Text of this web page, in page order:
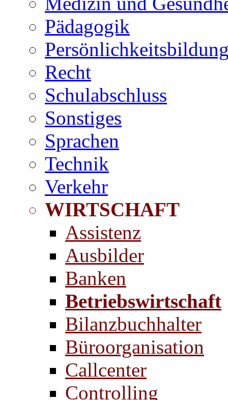
Pädagogik
Recht
Schulabschluss
Sonstiges
Sprachen
Technik
Verkehr
WIRTSCHAFT
Assistenz
Ausbilder
Banken
Betriebswirtschaft
Bilanzbuchhalter
Büroorganisation
Callcenter
Controlling